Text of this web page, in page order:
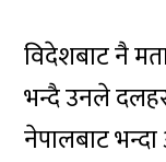
विदेशबाट नै
भन्दै उनले
नेपालबाट